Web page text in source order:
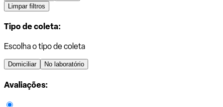
Limpar filtros
Tipo de coleta:
Escolha o tipo de coleta
Domiciliar No laboratório
Avaliações: